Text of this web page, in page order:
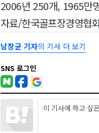
2006년 250개, 1965만
자료/한국골프장경영협회
남창균 기자의 기사 더 보기
SNS 로그인